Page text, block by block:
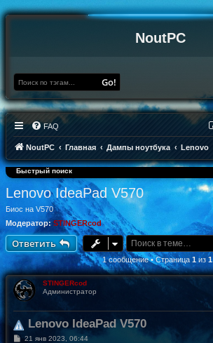
NoutPC
Go!
FAQ
NoutPC Главная Дампы ноутбука Lenovo
Быстрый поиск
Lenovo IdeaPad V570
Биос на V570
Модератор: STINGERcod
Ответить
1 сообщение • Страница 1из 1
STINGERcod
Администратор
Lenovo IdeaPad V570
С21 янв 2023, 06:44